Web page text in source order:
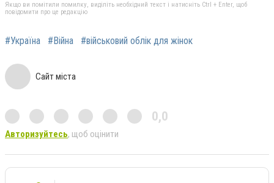
Якщо ви помітили помилку, виділіть необхідний текст і натисніть Ctrl + Enter, щоб
повідомити про це редакцію
#Україна #Війна #військовий облік для жінок
Сайт міста
0,0
Авторизуйтесь, щоб оцінити